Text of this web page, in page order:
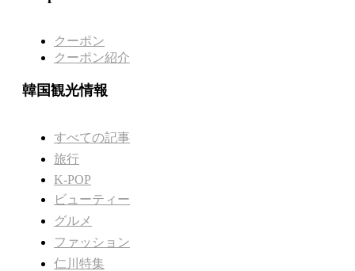
クーポン
クーポン紹介
韓国観光情報
すべての記事
旅行
K-POP
ビューティー
グルメ
ファッション
仁川特集